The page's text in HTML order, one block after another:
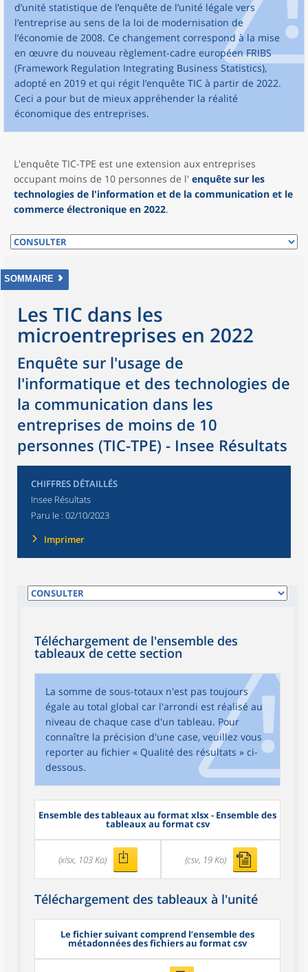
d’unité statistique de l’enquête de l’unité légale vers
l’entreprise au sens de la loi de modernisation de
l’économie de 2008. Ce changement correspond à la mise
en œuvre du nouveau règlement-cadre européen FRIBS
(Framework Regulation Integrating Business Statistics),
adopté en 2019 et qui régit l’enquête TIC à partir de 2022.
Ceci a pour but de mieux appréhender la réalité
économique des entreprises.
L'enquête TIC-TPE est une extension aux entreprises
occupant moins de 10 personnes de l' enquête sur les
technologies de l'information et de la communication et le
commerce électronique en 2022.
SOMMAIRE
Les TIC dans les
microentreprises en 2022
Enquête sur l'usage de
l'informatique et des technologies de
la communication dans les
entreprises de moins de 10
personnes (TIC-TPE) - Insee Résultats
CHIFFRES DÉTAILLÉS
Insee Résultats
Paru le : 02/10/2023
Imprimer
Téléchargement de l'ensemble des
tableaux de cette section
La somme de sous-totaux n'est pas toujours
égale au total global car l'arrondi est réalisé au
niveau de chaque case d'un tableau. Pour
connaître la précision d'une case, veuillez vous
reporter au fichier « Qualité des résultats » ci-
dessous.
Ensemble des tableaux au format xlsx - Ensemble des
tableaux au format csv
(xlsx, 103 Ko) (csv, 19 Ko)
Téléchargement des tableaux à l'unité
Le fichier suivant comprend l’ensemble des
métadonnées des fichiers au format csv